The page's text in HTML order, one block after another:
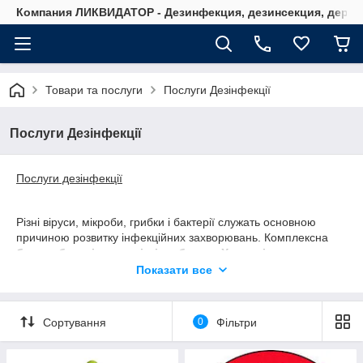
Компания ЛИКВИДАТОР - Дезинфекция, дезинсекция,
Товари та послуги Послуги Дезінфекції
Послуги Дезінфекції
Послуги дезінфекції
Різні віруси, мікроби, грибки і бактерії служать основною
причиною розвитку інфекційних захворювань. Комплексна
боротьба з вірусами і мікробами в Харкові
спеціалізація компанії «Ліквідатор». Використовуючи
дезінфекцію різних приміщень: від житлових квартир до
промислових цехів.
Базові послуги
Показати все
Сортування 0 Фільтри